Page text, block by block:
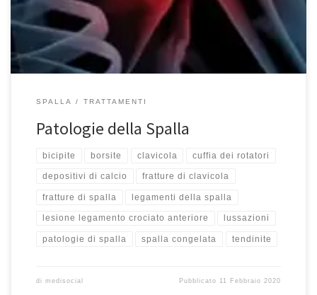
Acromion – Clavicolare L’artrite La capsulite adesiva o “spalla
congelata” Le […]
SPALLA TRATTAMENTI
Patologie della Spalla
bicipite borsite clavicola cuffia dei rotatori
depositivi di calcio fratture di clavicola
fratture di spalla legamenti della spalla
lesione legamento crociato anteriore lussazioni
patologie di spalla spalla congelata tendinite
di medisocial Pubblicato 11 Febbraio 2020